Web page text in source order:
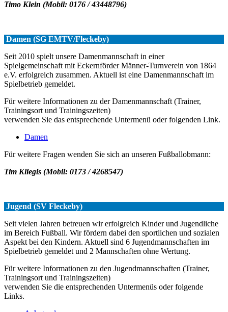
Timo Klein (Mobil: 0176 / 43448796)
Damen (SG EMTV/Fleckeby)
Seit 2010 spielt unsere Damenmannschaft in einer
Spielgemeinschaft mit Eckernförder Männer-Turnverein von 1864
e.V. erfolgreich zusammen. Aktuell ist eine Damenmannschaft im
Spielbetrieb gemeldet.
Für weitere Informationen zu der Damenmannschaft (Trainer,
Trainingsort und Trainingszeiten)
verwenden Sie das entsprechende Untermenü oder folgenden Link.
Damen
Für weitere Fragen wenden Sie sich an unseren Fußballobmann:
Tim Kliegis (Mobil: 0173 / 4268547)
Jugend (SV Fleckeby)
Seit vielen Jahren betreuen wir erfolgreich Kinder und Jugendliche
im Bereich Fußball. Wir fördern dabei den sportlichen und sozialen
Aspekt bei den Kindern. Aktuell sind 6 Jugendmannschaften im
Spielbetrieb gemeldet und 2 Mannschaften ohne Wertung.
Für weitere Informationen zu den Jugendmannschaften (Trainer,
Trainingsort und Trainingszeiten)
verwenden Sie die entsprechenden Untermenüs oder folgende
Links.